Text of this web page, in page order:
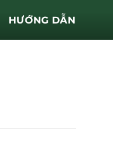
HƯỚNG DẪN